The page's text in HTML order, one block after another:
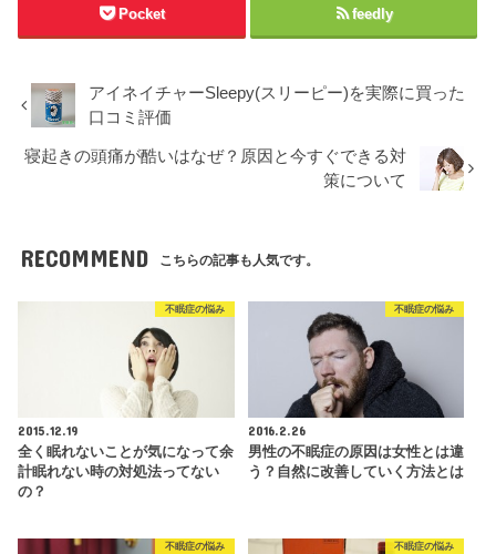
Pocket feedly
アイネイチャーSleepy(スリーピー)を実際に買った
口コミ評価
寝起きの頭痛が酷いはなぜ？原因と今すぐできる対
策について
RECOMMEND こちらの記事も人気です。
不眠症の悩み
2015.12.19
全く眠れないことが気になって余
計眠れない時の対処法ってない
の？
不眠症の悩み
2016.2.26
男性の不眠症の原因は女性とは違
う？自然に改善していく方法とは
不眠症の悩み 不眠症の悩み